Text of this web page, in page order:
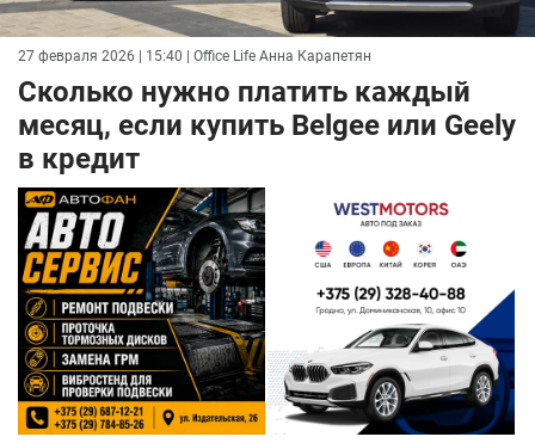
27 февраля 2026 | 15:40 | Office Life Анна Карапетян
Сколько нужно платить каждый
месяц, если купить Belgee или Geely
в кредит